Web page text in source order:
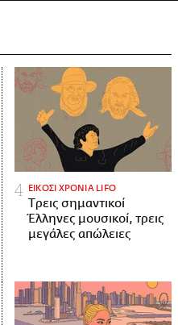
ΕΙΚΟΣΙ ΧΡΟΝΙΑ LIFO
Tρεις σημαντικοί
Έλληνες μουσικοί, τρεις
μεγάλες απώλειες